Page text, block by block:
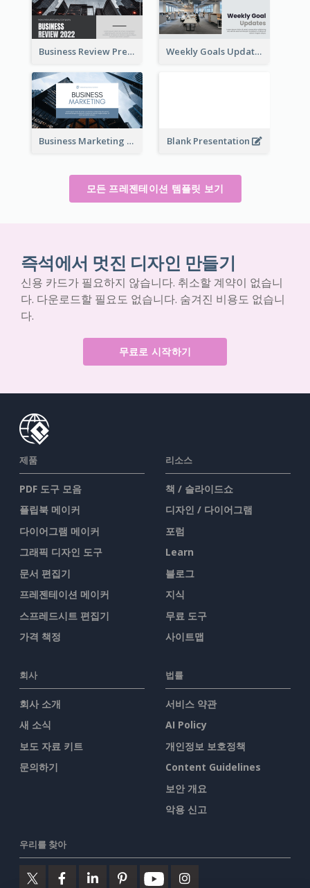
Business Review Presentations Weekly Goals Updates Presentation
Business Marketing Presentation Blank Presentation
모든 프레젠테이션 템플릿 보기
즉석에서 멋진 디자인 만들기
신용 카드가 필요하지 않습니다. 취소할 계약이 없습니
다. 다운로드할 필요도 없습니다. 숨겨진 비용도 없습니
다.
무료로 시작하기
제품
PDF 도구 모음
플립북 메이커
다이어그램 메이커
그래픽 디자인 도구
문서 편집기
프레젠테이션 메이커
스프레드시트 편집기
가격 책정
리소스
책 / 슬라이드쇼
디자인 / 다이어그램
포럼
Learn
블로그
지식
무료 도구
사이트맵
회사
회사 소개
새 소식
보도 자료 키트
문의하기
법률
서비스 약관
AI Policy
개인정보 보호정책
Content Guidelines
보안 개요
악용 신고
우리를 찾아